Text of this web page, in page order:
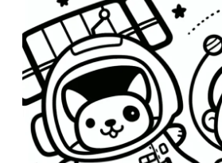
c
a
t
i
o
n